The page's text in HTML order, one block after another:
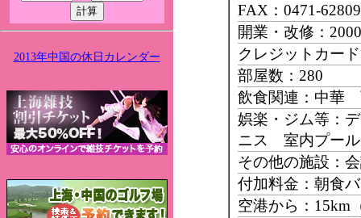
2013年中国の休日カレンダー
FAX：0471-
開業・改修：
クレジットカー
部屋数：280
飲食関連：中
娯楽・ジム等
ニス 室内プー
その他の施設：
付加料金：朝食
空港から：15km